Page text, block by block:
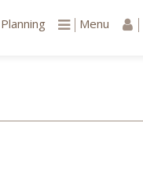
Planning Menu